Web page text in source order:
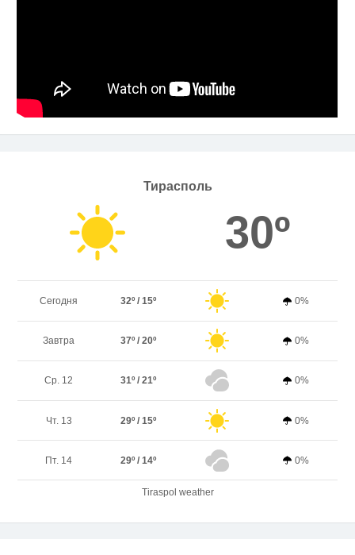
Тирасполь
30º
Сегодня 32º / 15º 0%
Завтра 37º / 20º 0%
Ср. 12 31º / 21º 0%
Чт. 13 29º / 15º 0%
Пт. 14 29º / 14º 0%
Tiraspol weather